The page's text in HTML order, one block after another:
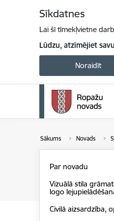
Sīkdatnes
Lai šī tīmekļvietne
Lūdzu, atzīmējiet
Noraidīt
Sākums Novads
Par novadu
Vizuālā stila
logo
Civilā aizsardzība,